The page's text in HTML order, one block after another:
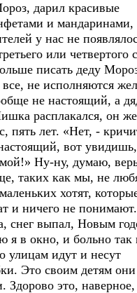
дарил красивые
и мандаринами,
у нас не
или четвертого
писать деду
не исполняются
не настоящий, а
расплакался, он же
пять лет. «Нет, -
вот
Ну-ну, думаю,
таких как мы, не
хотят,
и ничего не понимают.
снег выпал, Новым
я в окно, и больно так
улицам идут и несут
Это своим детям они
Здорово это, наверное,